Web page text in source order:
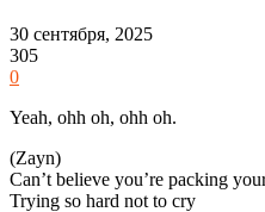
30 сентября, 2025
305
0
Yeah, ohh oh, ohh oh.
(Zayn)
Can’t believe you’re packing
Trying so hard not to cry